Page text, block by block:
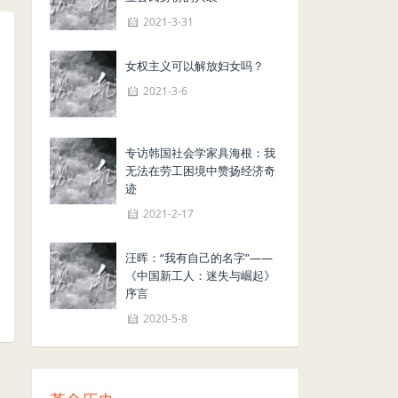
2021-3-31
女权主义可以解放妇女吗？
2021-3-6
专访韩国社会学家具海根：我
无法在劳工困境中赞扬经济奇
迹
2021-2-17
汪晖：“我有自己的名字”——
《中国新工人：迷失与崛起》
序言
2020-5-8